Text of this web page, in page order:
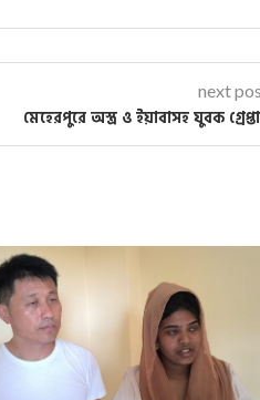
next
মেহেরপুরে অস্ত্র ও ইয়াবাসহ যুবক